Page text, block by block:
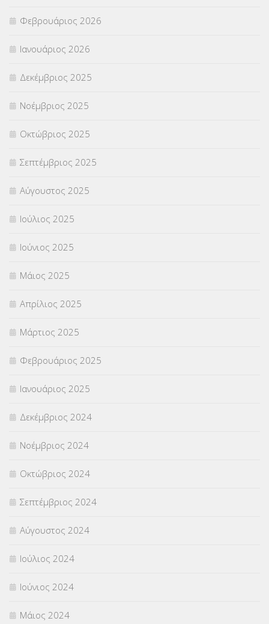
ΣΥΜΒΟΥΛΕΥΤΙΚΟΣ ΣΤΑΘΜΟΣ ΝΕΩΝ
ΣΥΝΤΑΞΕΙΣ(12)
ΣΧΟΛΙΚΟΙ ΣΥΜΒΟΥΛΟΙ
ΥΠΕΡΑΡΙΘΜΟΙ(1)
ΥΠΟΤΡΟΦΙΕΣ(28)
ΦΥΣΙΚΗ ΑΓΩΓΗ(692)
Χωρίς κατηγορία
Φεβρουάριος 2026
Ιανουάριος 2026
Δεκέμβριος 2025
Νοέμβριος 2025
Οκτώβριος 2025
Σεπτέμβριος 2025
Αύγουστος 2025
Ιούλιος 2025
Ιούνιος 2025
Μάιος 2025
Απρίλιος 2025
Μάρτιος 2025
Φεβρουάριος 2025
Ιανουάριος 2025
Δεκέμβριος 2024
Νοέμβριος 2024
Οκτώβριος 2024
Σεπτέμβριος 2024
Αύγουστος 2024
Ιούλιος 2024
Ιούνιος 2024
Μάιος 2024